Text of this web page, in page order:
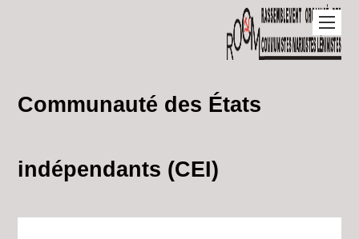
Communauté des États
indépendants (CEI)